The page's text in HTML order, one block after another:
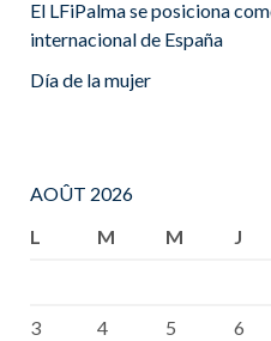
El LFiPalma se posiciona
internacional de España
Día de la mujer
AOÛT 2026
L
M M J
3
4 5 6